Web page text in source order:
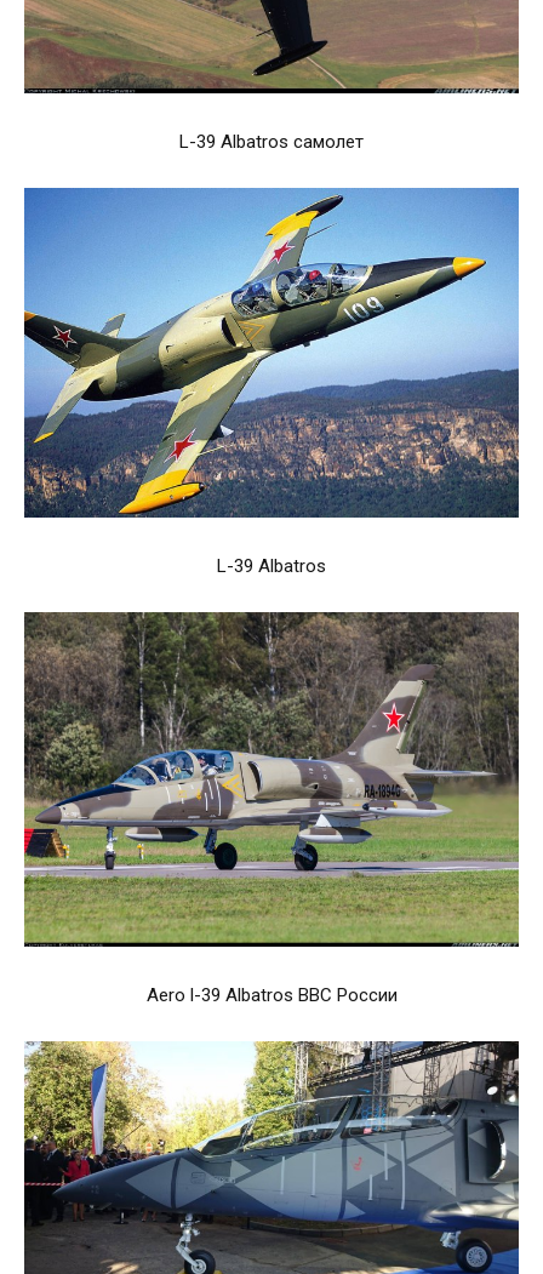
L-39 Albatros самолет
L-39 Albatros
Aero l-39 Albatros ВВС России